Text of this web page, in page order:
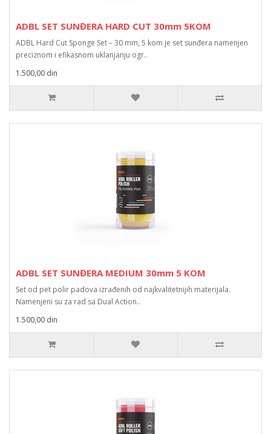
ADBL SET SUNĐERA HARD CUT 30mm 5KOM
ADBL Hard Cut Sponge Set – 30 mm, 5 kom je set sunđera namenjen
preciznom i efikasnom uklanjanju ogr..
1.500,00 din
ADBL SET SUNĐERA MEDIUM 30mm 5 KOM
Set od pet polir padova izrađenih od najkvalitetnijih materijala.
Namenjeni su za rad sa Dual Action..
1.500,00 din